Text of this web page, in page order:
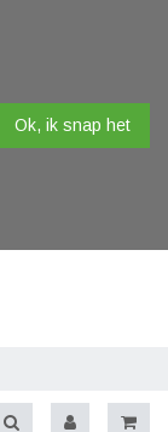
Ok, ik snap het